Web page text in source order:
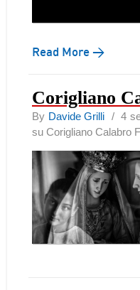
Read More →
Corigliano
By Davide Grilli / 4
su Corigliano Calabro